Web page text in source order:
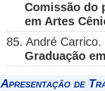
Comissão do
em Artes
85. André Carrico.
Graduação
Apresentação de